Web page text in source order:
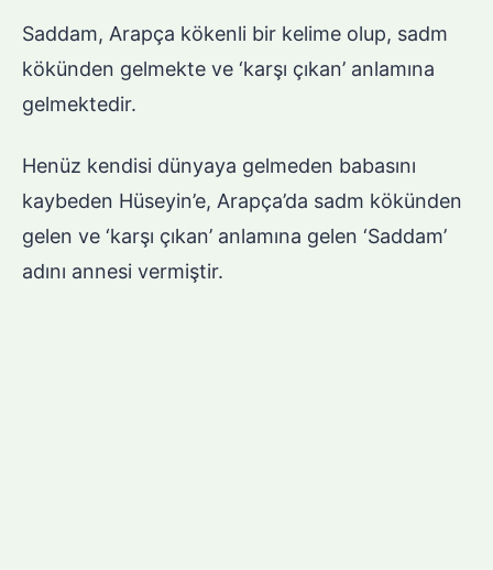
Saddam, Arapça kökenli bir kelime olup, sadm
kökünden gelmekte ve ‘karşı çıkan’ anlamına
gelmektedir.
Henüz kendisi dünyaya gelmeden babasını
kaybeden Hüseyin’e, Arapça’da sadm kökünden
gelen ve ‘karşı çıkan’ anlamına gelen ‘Saddam’
adını annesi vermiştir.